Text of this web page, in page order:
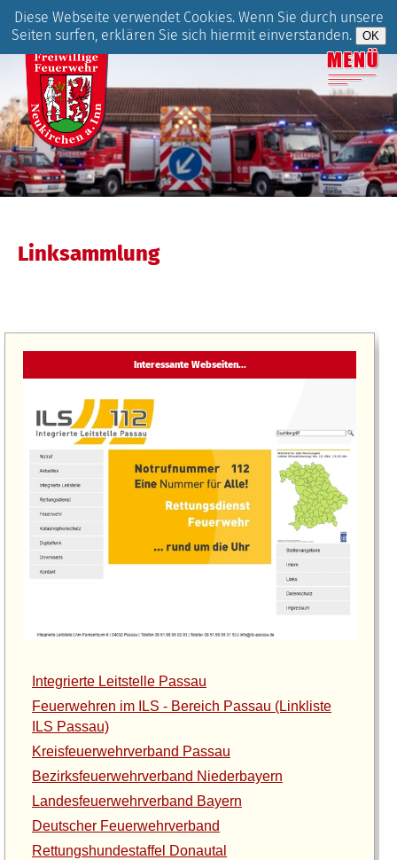
Diese Webseite verwendet Cookies. Wenn Sie durch unsere
Seiten surfen, erklären Sie sich hiermit einverstanden.
Linksammlung
Interessante Webseiten...
Integrierte Leitstelle Passau
Feuerwehren im ILS - Bereich Passau (Linkliste
ILS Passau)
Kreisfeuerwehrverband Passau
Bezirksfeuerwehrverband Niederbayern
Landesfeuerwehrverband Bayern
Deutscher Feuerwehrverband
Rettungshundestaffel Donautal